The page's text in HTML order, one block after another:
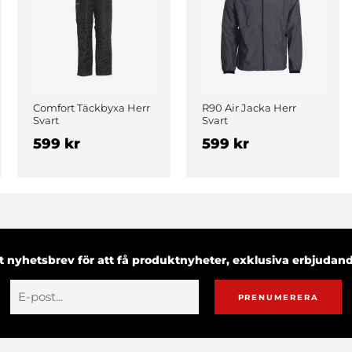
Comfort Täckbyxa Herr
Svart
599 kr
R90 Air Jacka Herr
Svart
599 kr
nyhetsbrev för att få produktnyheter, exklusiva
PRENUMERERA